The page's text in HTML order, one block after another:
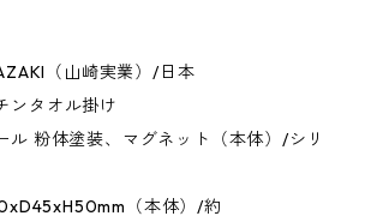
（山崎実業）/日本
ンタオル掛け
ル 粉体塗装、マグネット（本体）/シリ
（本体）/約